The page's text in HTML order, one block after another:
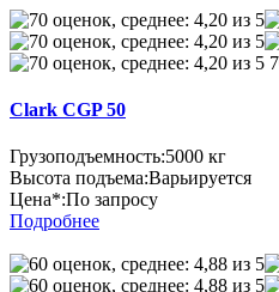
Clark CGP 50
Грузоподъемность:5000 кг
Высота подъема:Варьируется
Цена*:По запросу
Подробнее